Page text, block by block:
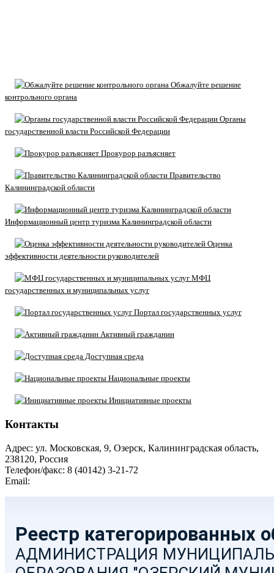
Обжалуйте решение
контрольного органа
Органы
государственной власти Российской Федерации
Прокурор разъясняет
Правительство
Калининградской области
Информационный центр туризма Калининградской области
Оценка
эффективности деятельности руководителей
МФЦ
государственных и муниципальных услуг
Портал государственных услуг
Активный гражданин
Доступная среда
Национальные проекты
Инициативные проекты
Контакты
Адрес: ул. Московская, 9, Озерск, Калининградская область,
238120, Россия
Телефон/факс: 8 (40142) 3-21-72
Email: